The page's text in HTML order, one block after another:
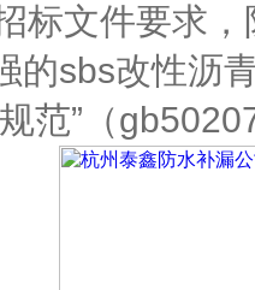
标文件要求
的sbs改性沥
范”（